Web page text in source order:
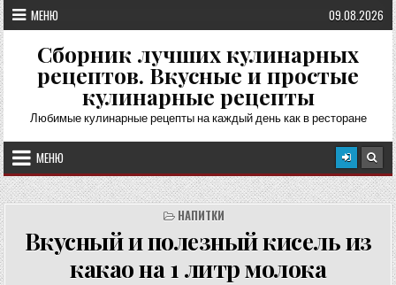
Перейти
к
содержимому
МЕНЮ 09.08.2026
Сборник лучших кулинарных
рецептов. Вкусные и простые
кулинарные рецепты
Любимые кулинарные рецепты на каждый день как в ресторане
МЕНЮ
НАПИТКИ
Вкусный и полезный кисель из
какао на 1 литр молока